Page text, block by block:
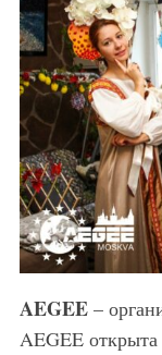
AEGEE–
AEGEE